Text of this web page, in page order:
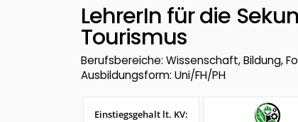
LehrerIn für die
Tourismus
Berufsbereiche: Wissenschaft, Bildung,
Ausbildungsform: Uni/FH/PH
Einstiegsgehalt lt. KV: